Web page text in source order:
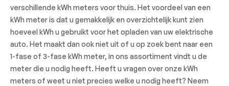
verschillende kWh meters voor thuis. Het voordeel van een
kWh meter is dat u gemakkelijk en overzichtelijk kunt zien
hoeveel kWh u gebruikt voor het opladen van uw elektrische
auto. Het maakt dan ook niet uit of u op zoek bent naar een
1-fase of 3-fase kWh meter, in ons assortiment vindt u de
meter die u nodig heeft. Heeft u vragen over onze kWh
meters of weet u niet precies welke u nodig heeft? Neem